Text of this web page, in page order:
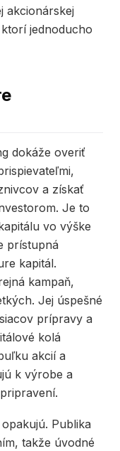
akcionárskej
jednoducho
dokáže overiť
a získať
Je to
vo výške
prístupná
kapitál.
kampaň,
Jej úspešné
prípravy a
kolá
akcií a
k výrobe a
Publika
takže úvodné